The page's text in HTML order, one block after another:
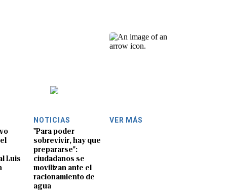
Luis
NOTICIAS
"Para poder
sobrevivir, hay que
prepararse":
ciudadanos se
movilizan ante el
racionamiento de
agua
VER MÁS